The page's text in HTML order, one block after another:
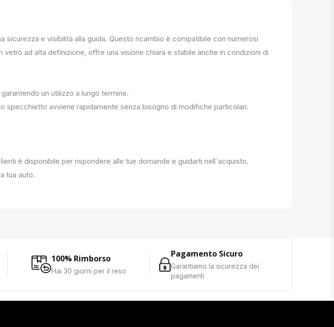
e visibilità alla guida. Questo ricambio è compatibile con numerosi
ad alta definizione, offre una visione chiara e stabile anche in condizioni di
un utilizzo a lungo termine.
specchietto avviene rapidamente senza bisogno di modifiche particolari.
è disponibile per rispondere alle tue domande e guidarti nell`acquisto.
tua auto.
100% Rimborso
Hai 30 giorni per il reso
Pagamento Sicuro
Garantiamo la sicurezza dei
pagamenti